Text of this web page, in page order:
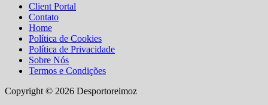
Client Portal
Contato
Home
Política de Cookies
Política de Privacidade
Sobre Nós
Termos e Condições
Copyright © 2026 Desportoreimoz